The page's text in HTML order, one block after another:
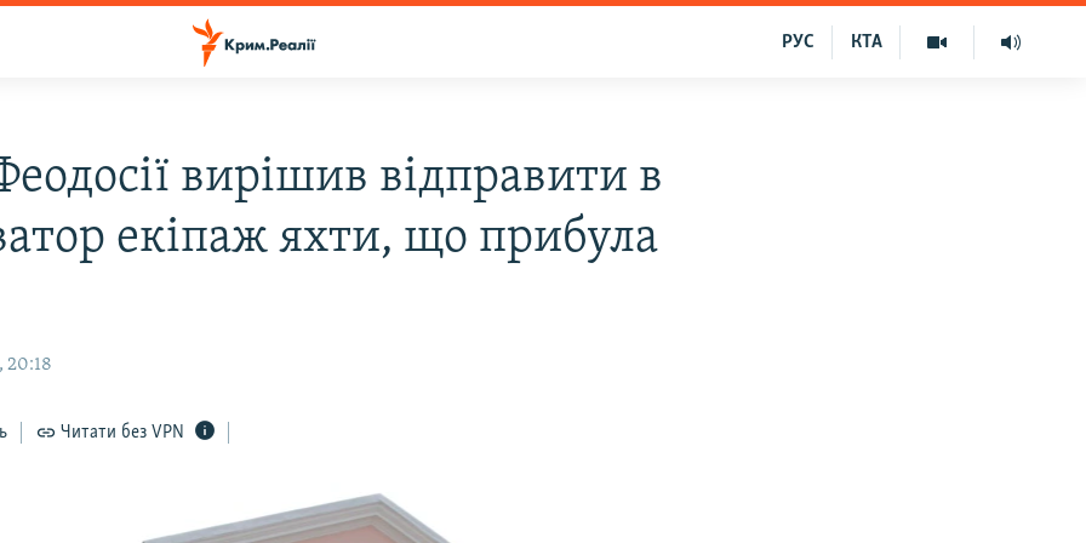
КТА
РУС
вирішив відправити в
екіпаж яхти, що прибула
20:18
Читати без VPN